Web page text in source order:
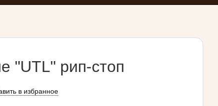
"UTL" рип-стоп
в избранное